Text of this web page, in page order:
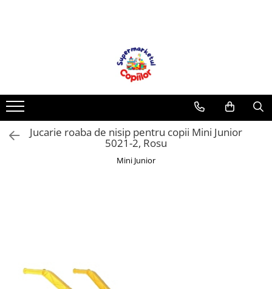
Accesorii pentru petrecere
Baloane
Mobila gradina & terasa
Creioane colorate si carioci
Ghiozdane si genti
Jucarie roaba de nisip pentru copii Mini Junior
5021-2, Rosu
Mini Junior